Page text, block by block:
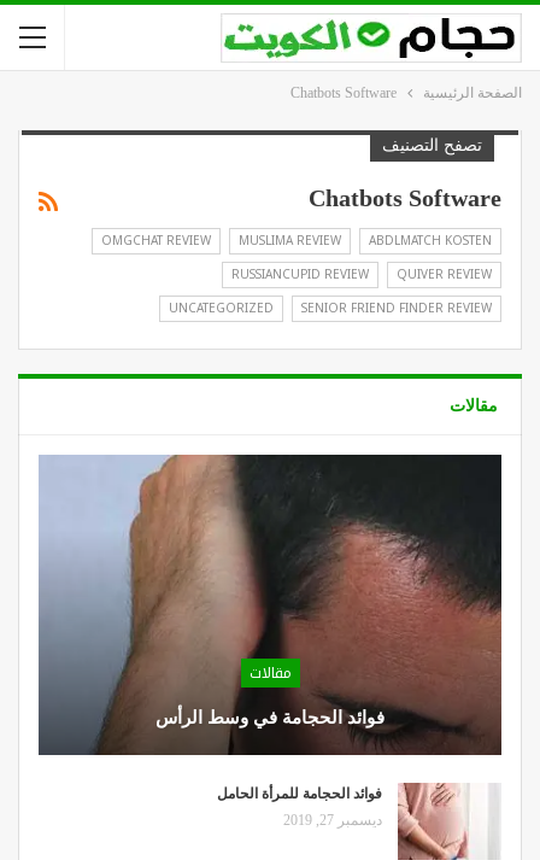
الصفحة الرئيسية Chatbots Software
تصفح التصنيف
Chatbots Software
ABDLMATCH KOSTEN
MUSLIMA REVIEW
OMGCHAT REVIEW
QUIVER REVIEW
RUSSIANCUPID REVIEW
SENIOR FRIEND FINDER REVIEW
UNCATEGORIZED
مقالات
مقالات
فوائد الحجامة في وسط الرأس
فوائد الحجامة للمرأة الحامل
ديسمبر 27, 2019